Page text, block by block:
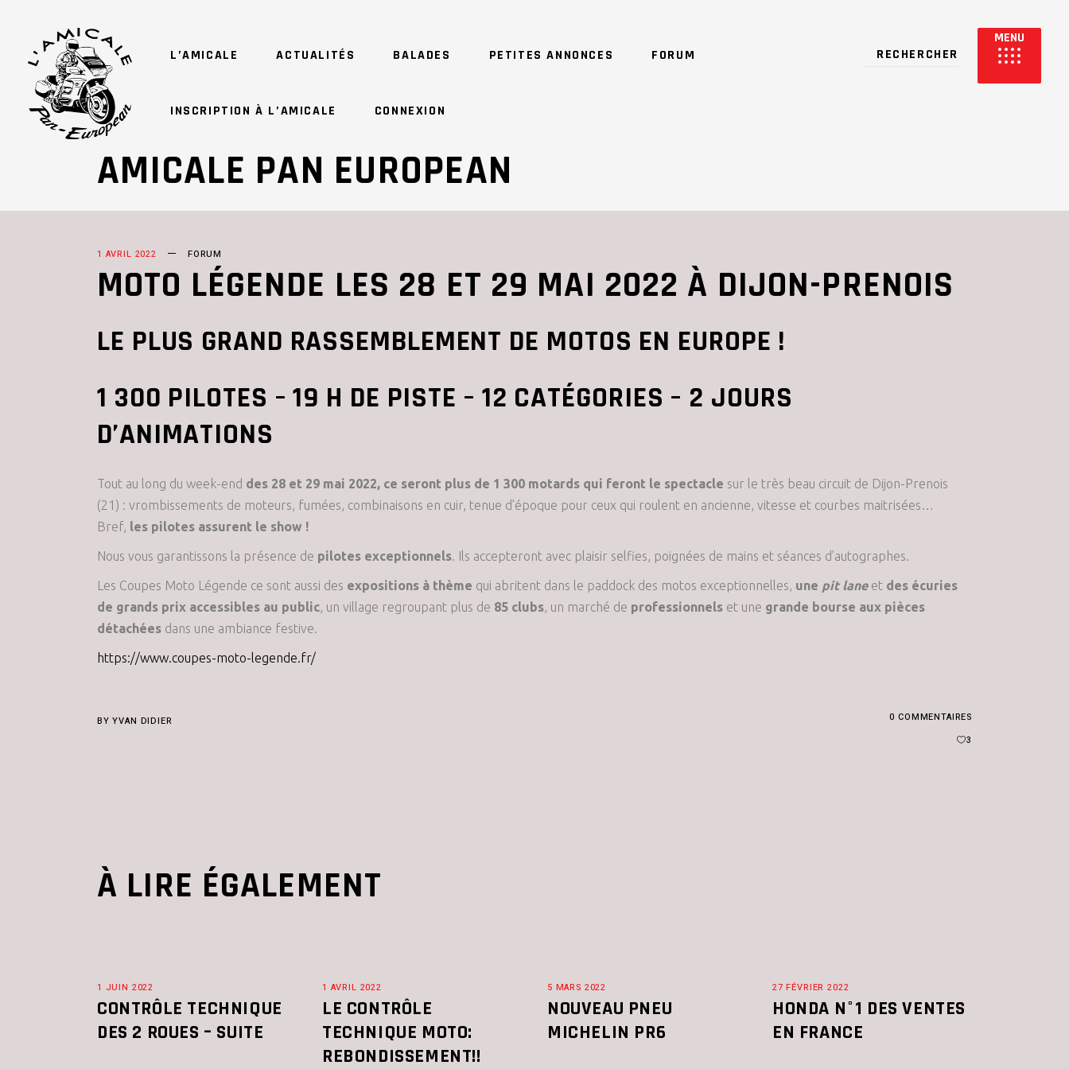
L’AMICALE ACTUALITÉS BALADES PETITES ANNONCES FORUM
INSCRIPTION À L’AMICALE CONNEXION
AMICALE PAN EUROPEAN
1 AVRIL 2022 FORUM
MOTO LÉGENDE LES 28 ET 29 MAI 2022 À DIJON-PRENOIS
LE PLUS GRAND RASSEMBLEMENT DE MOTOS EN EUROPE !
1 300 PILOTES – 19 H DE PISTE – 12 CATÉGORIES – 2 JOURS
D’ANIMATIONS
Tout au long du week-end des 28 et 29 mai 2022, ce seront plus de 1 300 motards qui feront le spectacle sur le très beau circuit de Dijon-Prenois
(21) : vrombissements de moteurs, fumées, combinaisons en cuir, tenue d’époque pour ceux qui roulent en ancienne, vitesse et courbes maitrisées…
Bref, les pilotes assurent le show !
Nous vous garantissons la présence de pilotes exceptionnels. Ils accepteront avec plaisir selfies, poignées de mains et séances d’autographes.
Les Coupes Moto Légende ce sont aussi des expositions à thème qui abritent dans le paddock des motos exceptionnelles, une pit lane et des écuries
de grands prix accessibles au public, un village regroupant plus de 85 clubs, un marché de professionnels et une grande bourse aux pièces
détachées dans une ambiance festive.
https://www.coupes-moto-legende.fr/
BYYVAN DIDIER
0 COMMENTAIRES
3
À LIRE ÉGALEMENT
1 JUIN 2022
CONTRÔLE TECHNIQUE
DES 2 ROUES – SUITE
1 AVRIL 2022
LE CONTRÔLE
TECHNIQUE MOTO:
REBONDISSEMENT!!
5 MARS 2022
NOUVEAU PNEU
MICHELIN PR6
27 FÉVRIER 2022
HONDA N°1 DES VENTES
EN FRANCE